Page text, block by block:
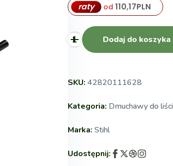
raty od 110,17PLN
Dodaj do koszyka
SKU: 42820111628
Kategoria: Dmuchawy do liści
Marka: Stihl
Udostępnij: